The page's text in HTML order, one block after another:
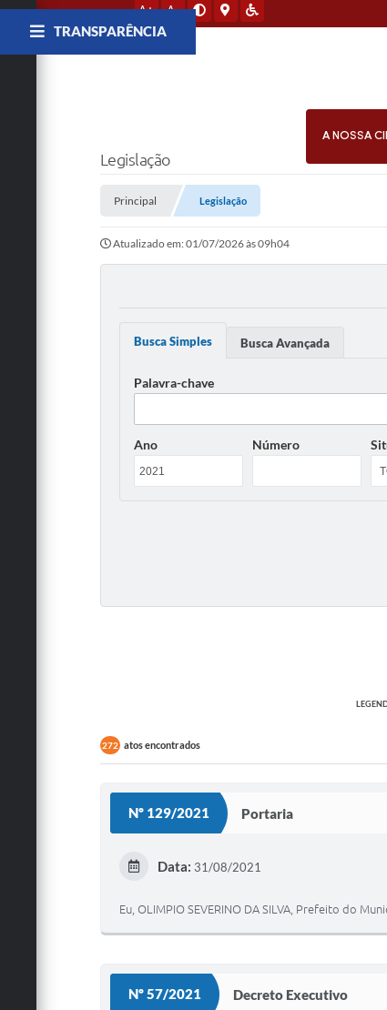
A+ A-
A NOSSA
TRANSPARÊNCIA
Legislação
Principal Legislação
Atualizado em: 01/07/2026 às 09h04
Busca Simples Busca Avançada
Palavra-chave
Ano Número
272 atos encontrados
Nº 129/2021 Portaria
Data: 31/08/2021
Eu, OLIMPIO SEVERINO DA SILVA, Prefeito do
Nº 57/2021 Decreto Executivo